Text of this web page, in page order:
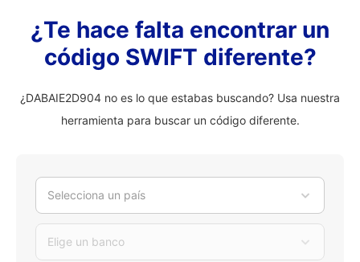
¿Te hace falta encontrar un
código SWIFT diferente?
¿DABAIE2D904 no es lo que estabas buscando? Usa nuestra
herramienta para buscar un código diferente.
Selecciona un país
Elige un banco